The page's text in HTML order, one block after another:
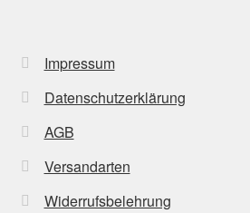
Impressum
Datenschutzerklärung
AGB
Versandarten
Widerrufsbelehrung